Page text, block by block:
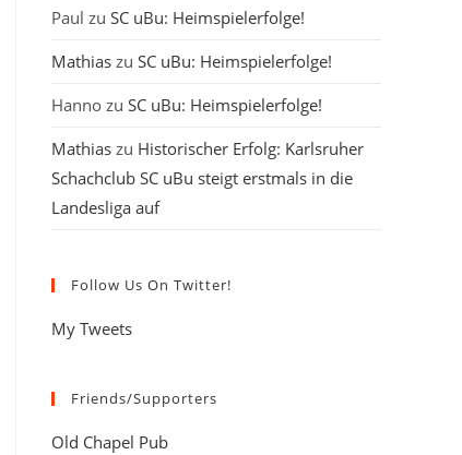
Paul zu SC uBu: Heimspielerfolge!
Mathias zu SC uBu: Heimspielerfolge!
Hanno zu SC uBu: Heimspielerfolge!
Mathias zu Historischer Erfolg: Karlsruher
Schachclub SC uBu steigt erstmals in die
Landesliga auf
Follow Us On Twitter!
My Tweets
Friends/Supporters
Old Chapel Pub